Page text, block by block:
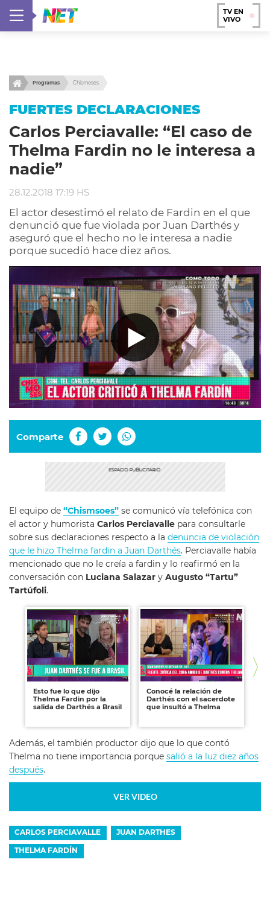
TV EN
VIVO
Programas Chismoses
FUERTES DECLARACIONES
Carlos Perciavalle: “El caso de
Thelma Fardin no le interesa a
nadie”
28.12.2018 17:19 HS
El actor desestimó el relato de Fardin en el que
denunció que fue violada por Juan Darthés y
aseguró que el hecho no le interesa a nadie
porque sucedió hace diez años.
Comparte
El equipo de “Chismsoes” se comunicó vía telefónica con
el actor y humorista Carlos Perciavalle para consultarle
sobre sus declaraciones respecto a la denuncia de violación
que le hizo Thelma fardin a Juan Darthés. Perciavalle había
mencionado que no le creía a fardin y lo reafirmó en la
conversación con Luciana Salazar y Augusto “Tartu”
Tartúfoli.
Esto fue lo que dijo
Thelma Fardin por la
salida de Darthés a Brasil
Conocé la relación de
Darthés con el sacerdote
que insultó a Thelma
Además, el también productor dijo que lo que contó
Thelma no tiene importancia porque salió a la luz diez años
después.
VER VIDEO
CARLOS PERCIAVALLE JUAN DARTHES
THELMA FARDÍN